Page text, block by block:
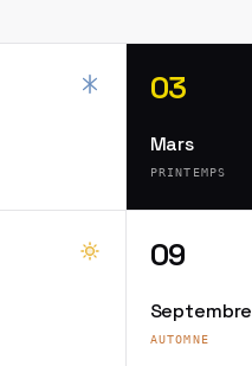
03
Mars
PRINTEMPS
09
Septembre
AUTOMNE